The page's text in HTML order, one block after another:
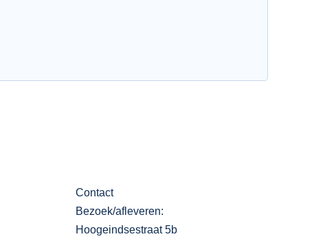
Contact
Bezoek/afleveren:
Hoogeindsestraat 5b